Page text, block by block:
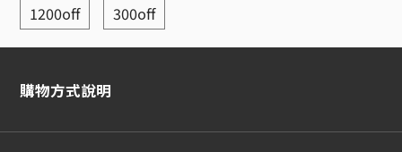
1200off 300off
購物方式說明